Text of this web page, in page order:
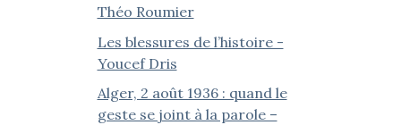
Théo Roumier
Les blessures de l’histoire -
Youcef Dris
Alger, 2 août 1936 : quand le
geste se joint à la parole –